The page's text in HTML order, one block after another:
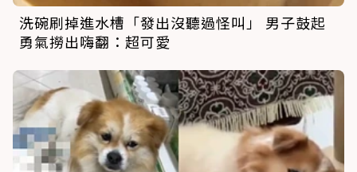
洗碗刷掉進水槽「發出沒聽過怪叫」 男子鼓起
勇氣撈出嗨翻：超可愛